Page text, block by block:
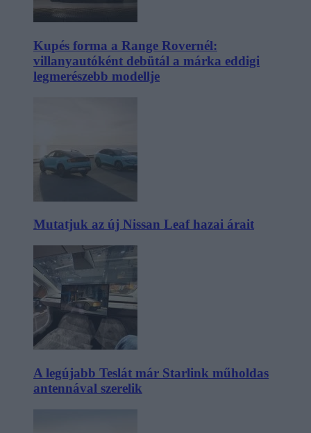
Kupés forma a Range Rovernél:
villanyautóként debütál a márka eddigi
legmerészebb modellje
Mutatjuk az új Nissan Leaf hazai árait
A legújabb Teslát már Starlink műholdas
antennával szerelik